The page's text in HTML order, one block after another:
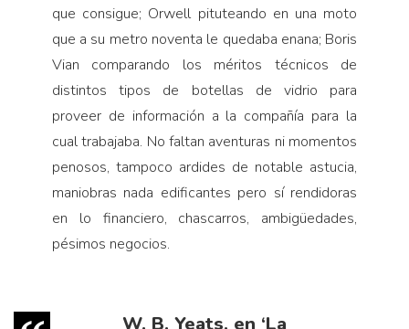
que consigue; Orwell pituteando en una moto
que a su metro noventa le quedaba enana; Boris
Vian comparando los méritos técnicos de
distintos tipos de botellas de vidrio para
proveer de información a la compañía para la
cual trabajaba. No faltan aventuras ni momentos
penosos, tampoco ardides de notable astucia,
maniobras nada edificantes pero sí rendidoras
en lo financiero, chascarros, ambigüedades,
pésimos negocios.